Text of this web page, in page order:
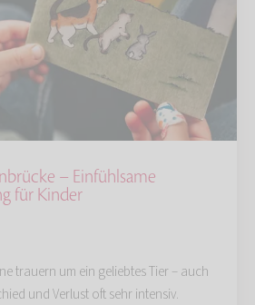
– Einfühlsame
für Kinder
trauern um ein geliebtes Tier – auch
und Verlust oft sehr intensiv.